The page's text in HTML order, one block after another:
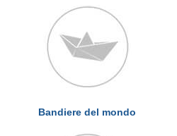
Bandiere del mondo